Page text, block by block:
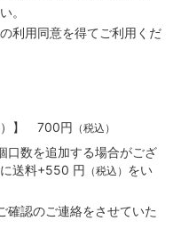
。
利用同意を得てご利用くだ
）】 700円 （税込）
口数を追加する場合がござ
送料+550 円 （税込） をい
確認のご連絡をさせていた